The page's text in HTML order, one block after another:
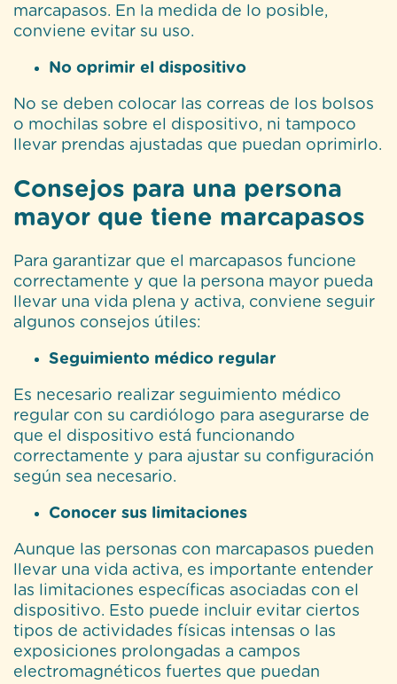
marcapasos. En la medida de lo posible,
conviene evitar su uso.
No oprimir el dispositivo
No se deben colocar las correas de los bolsos
o mochilas sobre el dispositivo, ni tampoco
llevar prendas ajustadas que puedan oprimirlo.
Consejos para una persona
mayor que tiene marcapasos
Para garantizar que el marcapasos funcione
correctamente y que la persona mayor pueda
llevar una vida plena y activa, conviene seguir
algunos consejos útiles:
Seguimiento médico regular
Es necesario realizar seguimiento médico
regular con su cardiólogo para asegurarse de
que el dispositivo está funcionando
correctamente y para ajustar su configuración
según sea necesario.
Conocer sus limitaciones
Aunque las personas con marcapasos pueden
llevar una vida activa, es importante entender
las limitaciones específicas asociadas con el
dispositivo. Esto puede incluir evitar ciertos
tipos de actividades físicas intensas o las
exposiciones prolongadas a campos
electromagnéticos fuertes que puedan